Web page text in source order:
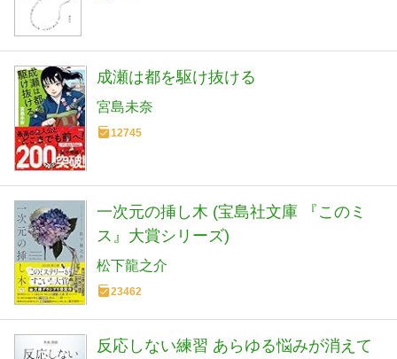
成瀬は都を駆け抜ける
宮島未奈
12745
一次元の挿し木 (宝島社文庫 『このミ
ス』大賞シリーズ)
松下龍之介
23462
反応しない練習 あらゆる悩みが消えて